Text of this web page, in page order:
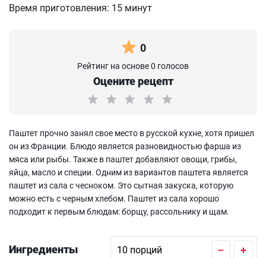
Время приготовления: 15 минут
0
Рейтинг на основе 0 голосов
Оцените рецепт
Паштет прочно занял свое место в русской кухне, хотя пришел
он из Франции. Блюдо является разновидностью фарша из
мяса или рыбы. Также в паштет добавляют овощи, грибы,
яйца, масло и специи. Одним из вариантов паштета является
паштет из сала с чесноком. Это сытная закуска, которую
можно есть с черным хлебом. Паштет из сала хорошо
подходит к первым блюдам: борщу, рассольнику и щам.
Ингредиенты – +